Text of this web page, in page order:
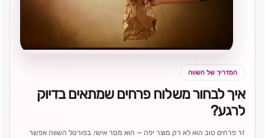
המדריך של השווה
איך לבחור משלוח פרחים שמתאים בדיוק
לרגע?
זר פרחים טוב הוא לא רק מוצר יפה — הוא מסר אישי. בפורטל השווה אפשר